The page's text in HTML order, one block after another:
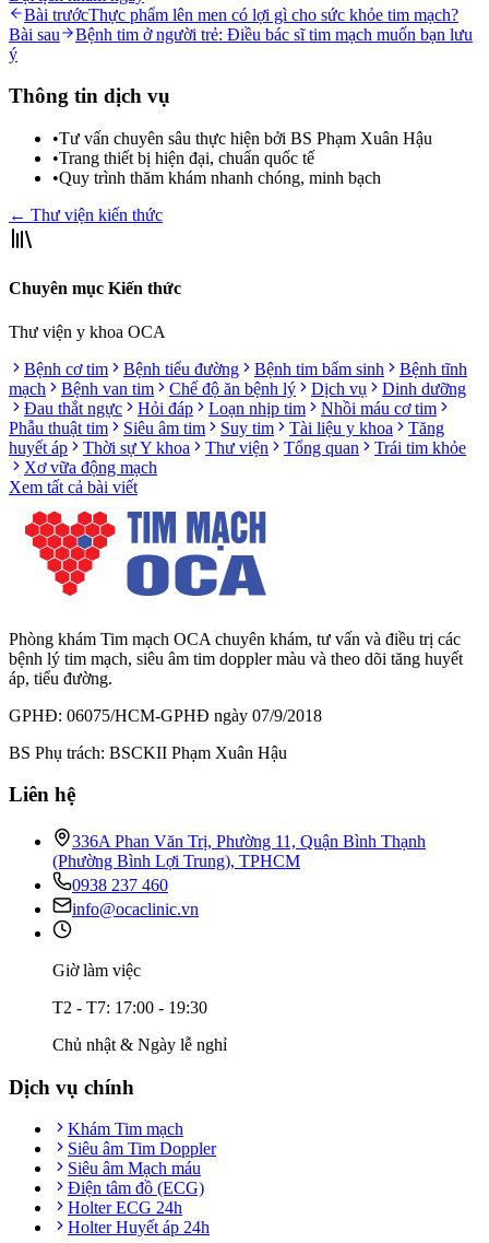
Bài trướcThực phẩm lên men có lợi gì cho sức khỏe tim mạch?
Bài sau
Bệnh tim ở người trẻ: Điều bác sĩ tim mạch muốn bạn lưu
ý
Thông tin dịch vụ
•Tư vấn chuyên sâu thực hiện bởi BS Phạm Xuân Hậu
•Trang thiết bị hiện đại, chuẩn quốc tế
•Quy trình thăm khám nhanh chóng, minh bạch
← Thư viện kiến thức
Chuyên mục Kiến thức
Thư viện y khoa OCA
Bệnh cơ tim
Bệnh tiểu đường Bệnh tim bẩm sinh
Bệnh tĩnh
mạch
Bệnh van tim Chế độ ăn bệnh lý Dịch vụ
Dinh dưỡng
Đau thắt ngực
Hỏi đáp Loạn nhịp tim
Nhồi máu cơ tim
Phẫu thuật tim
Siêu âm tim Suy tim Tài liệu y khoa
Tăng
huyết áp
Thời sự Y khoa Thư viện Tổng quan
Trái tim khỏe
Xơ vữa động mạch
Xem tất cả bài viết
Phòng khám Tim mạch OCA chuyên khám, tư vấn và điều trị các
bệnh lý tim mạch, siêu âm tim doppler màu và theo dõi tăng huyết
áp, tiểu đường.
GPHĐ: 06075/HCM-GPHĐ ngày 07/9/2018
BS Phụ trách: BSCKII Phạm Xuân Hậu
Liên hệ
336A Phan Văn Trị, Phường 11, Quận Bình Thạnh
(Phường Bình Lợi Trung), TPHCM
0938 237 460
info@ocaclinic.vn
Giờ làm việc
T2 - T7: 17:00 - 19:30
Chủ nhật & Ngày lễ nghỉ
Dịch vụ chính
Khám Tim mạch
Siêu âm Tim Doppler
Siêu âm Mạch máu
Điện tâm đồ (ECG)
Holter ECG 24h
Holter Huyết áp 24h